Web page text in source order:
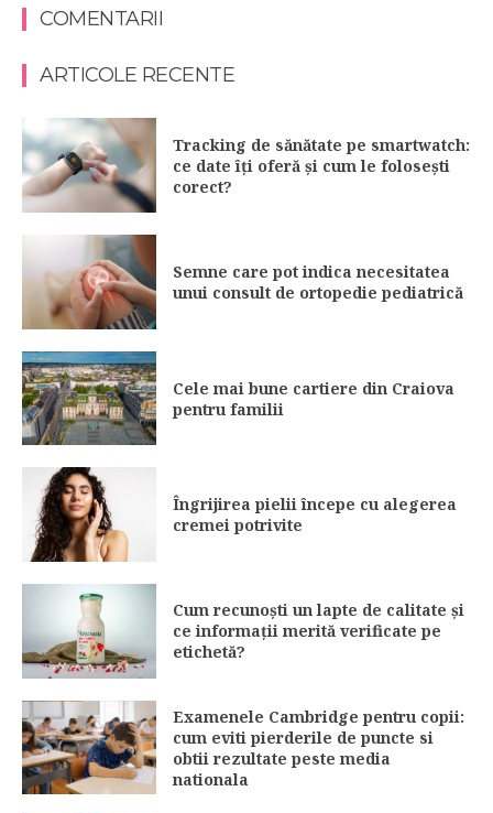
COMENTARII
ARTICOLE RECENTE
Tracking de sănătate pe smartwatch:
ce date îți oferă și cum le folosești
corect?
Semne care pot indica necesitatea
unui consult de ortopedie pediatrică
Cele mai bune cartiere din Craiova
pentru familii
Îngrijirea pielii începe cu alegerea
cremei potrivite
Cum recunoști un lapte de calitate și
ce informații merită verificate pe
etichetă?
Examenele Cambridge pentru copii:
cum eviti pierderile de puncte si
obtii rezultate peste media
nationala